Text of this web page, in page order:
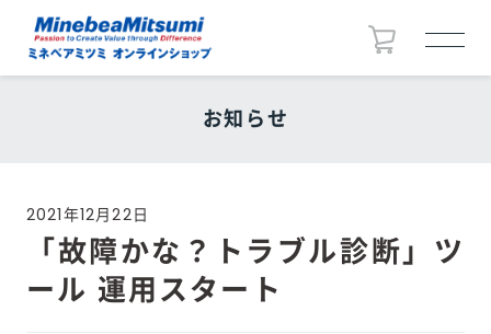
お知らせ
2021年12月22日
「故障かな？トラブル診断」ツ
ール 運用スタート